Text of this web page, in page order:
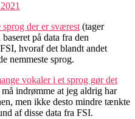
der er sværest (tager
på data fra den
hvoraf det blandt andet
nemmeste sprog.
vokaler i et sprog gør det
må indrømme at jeg aldrig har
men ikke desto mindre tænkte
af disse data fra FSI.